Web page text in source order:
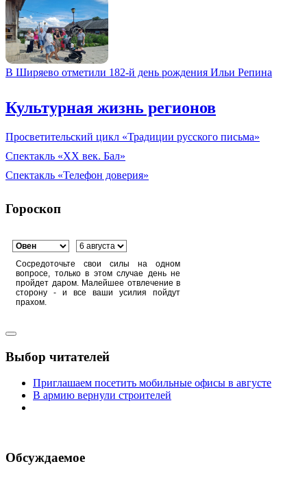
В Ширяево отметили 182-й день рождения Ильи Репина
Культурная жизнь регионов
Просветительский цикл «Традиции русского письма»
Спектакль «XX век. Бал»
Спектакль «Телефон доверия»
Гороскоп
Сосредоточьте свои силы на одном
вопросе, только в этом случае день не
пройдет даром. Малейшее отвлечение в
сторону - и все ваши усилия пойдут
прахом.
Выбор читателей
Приглашаем посетить мобильные офисы в августе
В армию вернули строителей
Обсуждаемое